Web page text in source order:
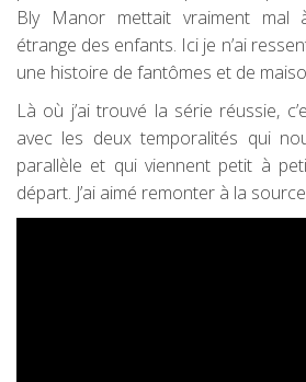
Bly Manor mettait vraiment mal
étrange des enfants. Ici je n’ai
une histoire de fantômes et de
Là où j’ai trouvé la série réussie,
avec les deux temporalités qui
parallèle et qui viennent petit à
départ. J’ai aimé remonter à la